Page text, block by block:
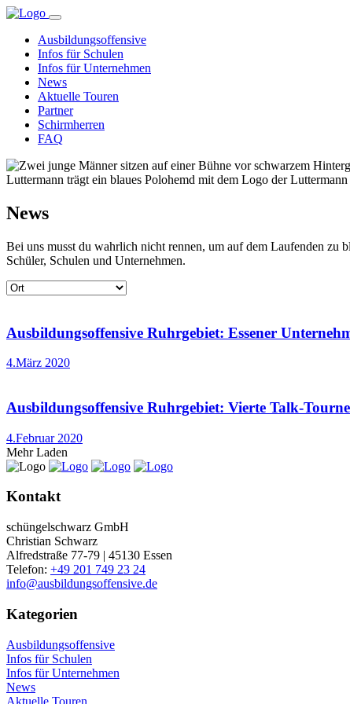
Ausbildungsoffensive
Infos für Schulen
Infos für Unternehmen
News
Aktuelle Touren
Partner
Schirmherren
FAQ
News
Bei uns musst du wahrlich nicht rennen, um auf dem Laufenden zu
Schüler, Schulen und Unternehmen.
Ausbildungsoffensive Ruhrgebiet: Essener
4.März 2020
Ausbildungsoffensive Ruhrgebiet: Vierte Talk-
4.Februar 2020
Mehr Laden
Kontakt
schüngelschwarz GmbH
Christian Schwarz
Alfredstraße 77-79 | 45130 Essen
Telefon: +49 201 749 23 24
info@ausbildungsoffensive.de
Kategorien
Ausbildungsoffensive
Infos für Schulen
Infos für Unternehmen
News
Aktuelle Touren